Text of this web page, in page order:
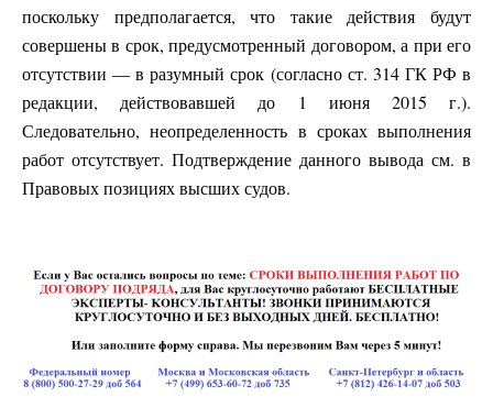
поскольку предполагается, что такие действия будут
совершены в срок, предусмотренный договором, а при его
отсутствии — в разумный срок (согласно ст. 314 ГК РФ в
редакции, действовавшей до 1 июня 2015 г.).
Следовательно, неопределенность в сроках выполнения
работ отсутствует. Подтверждение данного вывода см. в
Правовых позициях высших судов.